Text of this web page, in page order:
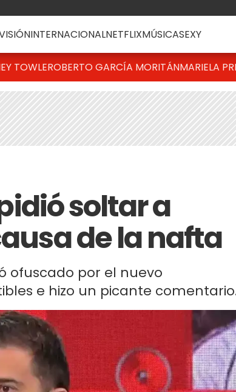
INTERNACIONALNETFLIXMÚSICASEXY
TOWLEROBERTO GARCÍA MORITÁNMARIELA
soltar a
de la nafta
ofuscado por el nuevo
e hizo un picante